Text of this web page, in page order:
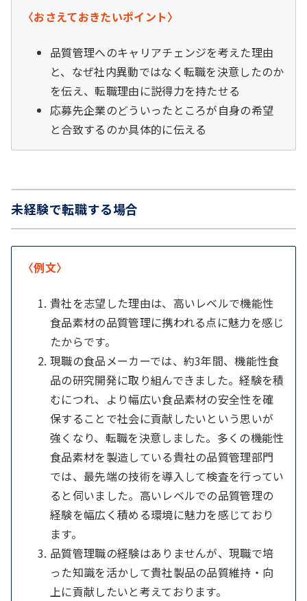
〈おさえておきたいポイント〉
品質管理へのキャリアチェンジを考えた理由
と、なぜ社内異動ではなく転職を決意したのか
を伝え、転職理由に説得力を持たせる
応募先企業のどういったところが自身の希望
と合致するのか具体的に伝える
未経験で転職する場合
〈例文〉
貴社を志望した理由は、高いレベルで機能性
食品素材の品質管理に携われる点に魅力を感じ
たからです。
現職の食品メーカーでは、約3年間、機能性食
品の研究開発に取り組んできました。経験を積
むにつれ、より幅広い食品素材の安全性を確
保することで社会に貢献したいという思いが
強くなり、転職を決意しました。多くの機能性
食品素材を製造している貴社の品質管理部門
では、最先端の技術を導入して検査を行ってい
ると伺いました。高いレベルでの品質管理の
経験を幅広く積める環境に魅力を感じており
ます。
品質管理職の経験はありませんが、現職で培
った知識を活かして貴社製品の品質維持・向
上に貢献したいと考えております。